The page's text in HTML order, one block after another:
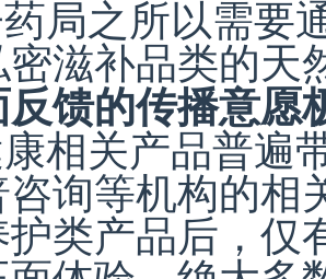
局之所以需要
滋补品类的天
馈的传播意愿
相关产品普遍
询等机构的相
类产品后，仅